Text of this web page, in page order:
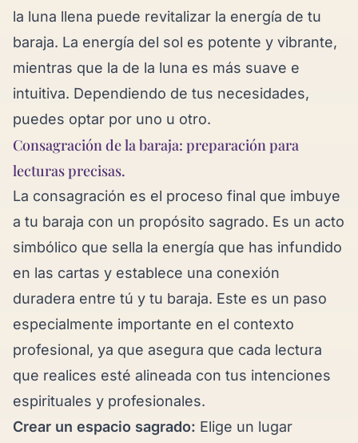
la luna llena puede revitalizar la energía de tu
baraja. La energía del sol es potente y vibrante,
mientras que la de la luna es más suave e
intuitiva. Dependiendo de tus necesidades,
puedes optar por uno u otro.
Consagración de la baraja: preparación para
lecturas precisas.
La consagración es el proceso final que imbuye
a tu baraja con un propósito sagrado. Es un acto
simbólico que sella la energía que has infundido
en las cartas y establece una conexión
duradera entre tú y tu baraja. Este es un paso
especialmente importante en el contexto
profesional, ya que asegura que cada lectura
que realices esté alineada con tus intenciones
espirituales y profesionales.
Crear un espacio sagrado: Elige un lugar